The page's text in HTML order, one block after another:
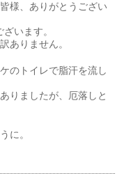
様、ありがとうござい
います。
ありません。
のトイレで脂汗を流し
りましたが、厄落しと
に。